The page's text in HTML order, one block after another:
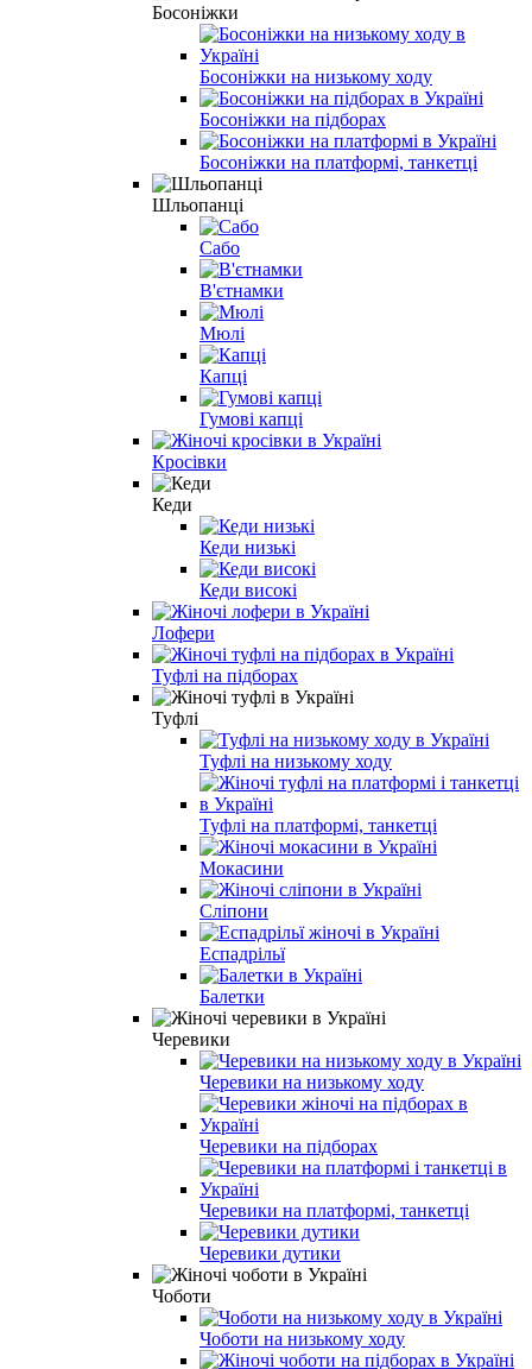
Босоніжки
Босоніжки на низькому ходу
Босоніжки на підборах
Босоніжки на платформі, танкетці
Шльопанці
Сабо
В'єтнамки
Мюлі
Капці
Гумові капці
Кросівки
Кеди
Кеди низькі
Кеди високі
Лофери
Туфлі на підборах
Туфлі
Туфлі на низькому ходу
Туфлі на платформі, танкетці
Мокасини
Сліпони
Еспадрільї
Балетки
Черевики
Черевики на низькому ходу
Черевики на підборах
Черевики на платформі, танкетці
Черевики дутики
Чоботи
Чоботи на низькому ходу